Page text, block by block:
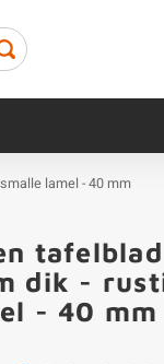
lamel - 40 mm
dik -
- 40 mm